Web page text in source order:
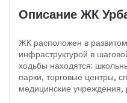
Описание ЖК
ЖК расположен в
инфраструктурой в
ходьбы находятся:
парки, торговые центры,
медицинские учреждения,